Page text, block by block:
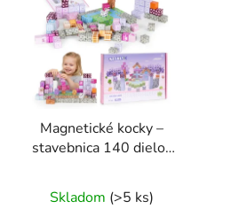
Magnetické kocky –
stavebnica 140 dielov
ružové)
Skladom (>5 ks)